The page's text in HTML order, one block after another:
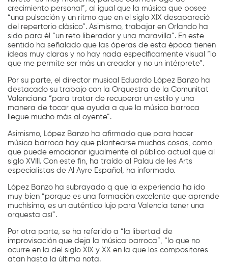
crecimiento personal”, al igual que la música que posee
“una pulsación y un ritmo que en el siglo XIX desapareció
del repertorio clásico”. Asimismo, trabajar en Orlando ha
sido para él “un reto liberador y una maravilla”. En este
sentido ha señalado que las óperas de esta época tienen
ideas muy claras y no hay nada específicamente visual “lo
que me permite ser más un creador y no un intérprete”.
Por su parte, el director musical Eduardo López Banzo ha
destacado su trabajo con la Orquestra de la Comunitat
Valenciana “para tratar de recuperar un estilo y una
manera de tocar que ayuda a que la música barroca
llegue mucho más al oyente”.
Asimismo, López Banzo ha afirmado que para hacer
música barroca hay que plantearse muchas cosas, como
que puede emocionar igualmente al público actual que al
siglo XVIII. Con este fin, ha traído al Palau de les Arts
especialistas de Al Ayre Español, ha informado.
López Banzo ha subrayado q que la experiencia ha ido
muy bien “porque es una formación excelente que aprende
muchísimo, es un auténtico lujo para Valencia tener una
orquesta así”.
Por otra parte, se ha referido a “la libertad de
improvisación que deja la música barroca”, “lo que no
ocurre en la del siglo XIX y XX en la que los compositores
atan hasta la última nota.